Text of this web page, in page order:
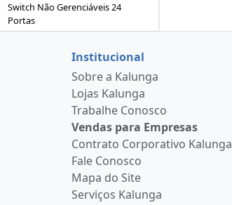
Switch Não Gerenciáveis 24
Portas
Institucional
Sobre a Kalunga
Lojas Kalunga
Trabalhe Conosco
Vendas para Empresas
Contrato Corporativo Kalunga
Fale Conosco
Mapa do Site
Serviços Kalunga